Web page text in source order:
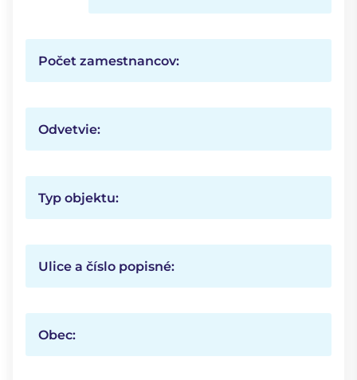
Počet zamestnancov:
Odvetvie:
Typ objektu:
Ulice a číslo popisné:
Obec: